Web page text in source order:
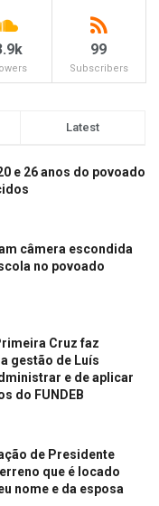
99
Subscribers
Latest
e 26 anos do povoado
câmera escondida
no povoado
Cruz faz
gestão de Luís
e de aplicar
do FUNDEB
de Presidente
que é locado
nome e da esposa